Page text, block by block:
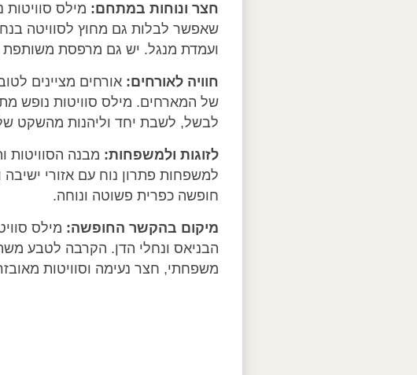
חצר ונוחות במתחם: מילס
שאפשר לבלות גם מחוץ לסוויטה
ועמדת מנגל. יש גם מרפסת
חוויה לאורחים: אורחים מציינים
של המארחים. מילס סוויטות נופש
לבשל, לשבת יחד וליהנות מהשקט
לזוגות ולמשפחות: מבנה הסוויטות
למשפחות פתרון נוח עם אזורי
חופשה כפרית פשוטה ונוחה.
מיקום בהקשר החופשה: מילס
הבניאס ונחלי הדן. הקרבה לטבע
משפחתי, חצר נעימה וסוויטות